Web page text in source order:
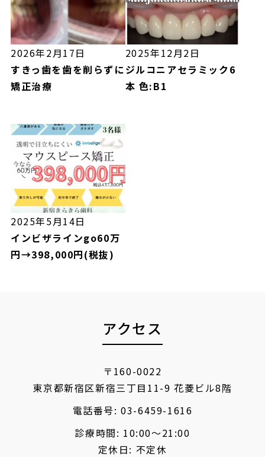
2026年2月17日
すきっ歯を歯を削らずに
矯正治療
2025年12月2日
ジルコニアセラミック6
本 色:B1
2025年5月14日
インビザラインgo60万
円→398,000円(税抜)
アクセス
〒160-0022
東京都新宿区新宿三丁目11-9 花菱ビル8階
電話番号:03-6459-1616
診療時間: 10:00〜21:00
定休日: 不定休